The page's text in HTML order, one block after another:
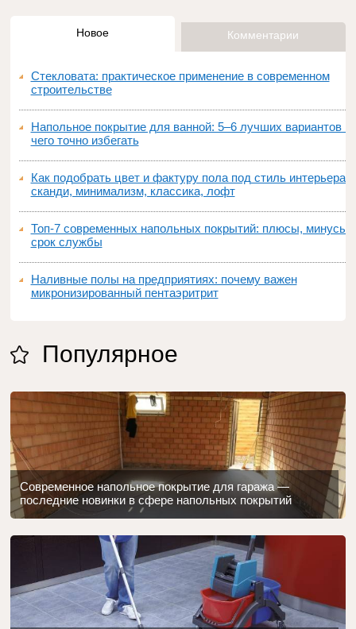
Новое Комментарии
Стекловата: практическое применение в современном
строительстве
Напольное покрытие для ванной: 5–6 лучших вариантов и
чего точно избегать
Как подобрать цвет и фактуру пола под стиль интерьера:
сканди, минимализм, классика, лофт
Топ‑7 современных напольных покрытий: плюсы, минусы,
срок службы
Наливные полы на предприятиях: почему важен
микронизированный пентаэритрит
Популярное
Современное напольное покрытие для гаража —
последние новинки в сфере напольных покрытий